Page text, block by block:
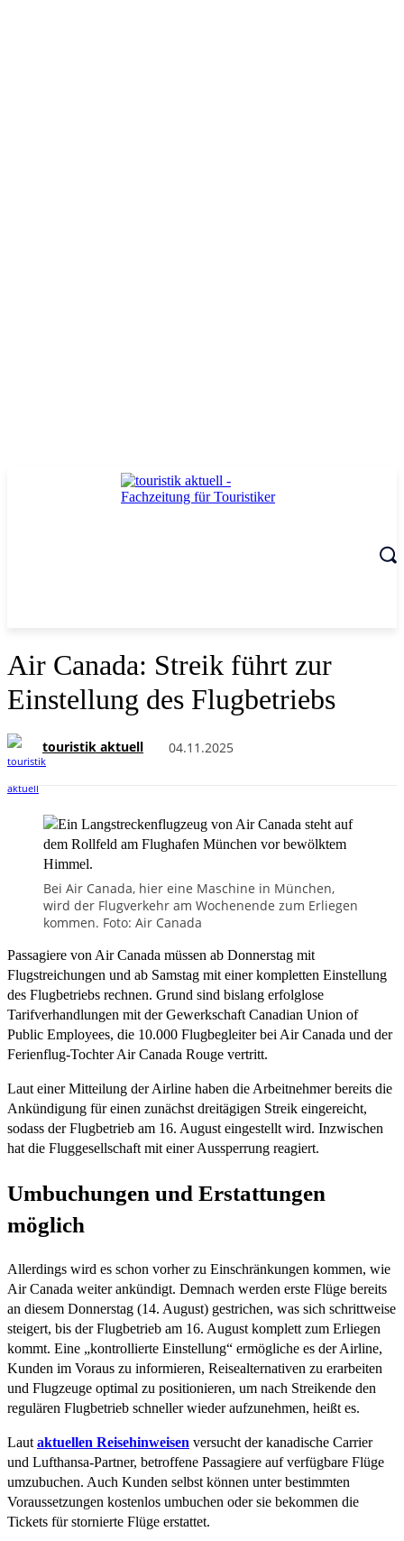
Air Canada: Streik führt zur
Einstellung des Flugbetriebs
touristik aktuell 04.11.2025
Bei Air Canada, hier eine Maschine in München,
wird der Flugverkehr am Wochenende zum Erliegen
kommen. Foto: Air Canada
Passagiere von Air Canada müssen ab Donnerstag mit
Flugstreichungen und ab Samstag mit einer kompletten Einstellung
des Flugbetriebs rechnen. Grund sind bislang erfolglose
Tarifverhandlungen mit der Gewerkschaft Canadian Union of
Public Employees, die 10.000 Flugbegleiter bei Air Canada und der
Ferienflug-Tochter Air Canada Rouge vertritt.
Laut einer Mitteilung der Airline haben die Arbeitnehmer bereits die
Ankündigung für einen zunächst dreitägigen Streik eingereicht,
sodass der Flugbetrieb am 16. August eingestellt wird. Inzwischen
hat die Fluggesellschaft mit einer Aussperrung reagiert.
Umbuchungen und Erstattungen
möglich
Allerdings wird es schon vorher zu Einschränkungen kommen, wie
Air Canada weiter ankündigt. Demnach werden erste Flüge bereits
an diesem Donnerstag (14. August) gestrichen, was sich schrittweise
steigert, bis der Flugbetrieb am 16. August komplett zum Erliegen
kommt. Eine „kontrollierte Einstellung“ ermögliche es der Airline,
Kunden im Voraus zu informieren, Reisealternativen zu erarbeiten
und Flugzeuge optimal zu positionieren, um nach Streikende den
regulären Flugbetrieb schneller wieder aufzunehmen, heißt es.
Laut aktuellen Reisehinweisen versucht der kanadische Carrier
und Lufthansa-Partner, betroffene Passagiere auf verfügbare Flüge
umzubuchen. Auch Kunden selbst können unter bestimmten
Voraussetzungen kostenlos umbuchen oder sie bekommen die
Tickets für stornierte Flüge erstattet.